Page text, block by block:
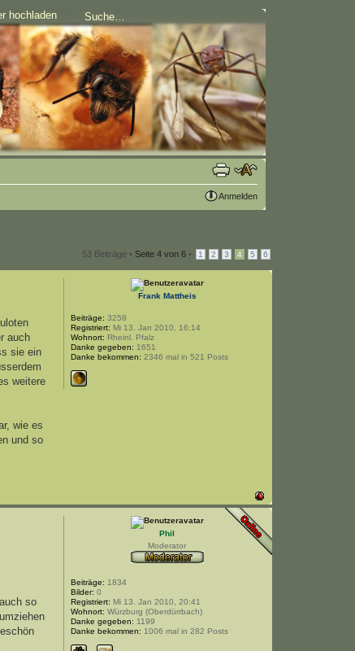
hochladen
Anmelden
53 Beiträge • Seite 4 von 6 • 1 2 3 4 5 6
auch
sie ein
weitere
wie es
und so
Frank Mattheis
Beiträge: 3258
Registriert: Mi 13. Jan 2010, 16:14
Wohnort: Rheinl. Pfalz
Danke gegeben: 1651
Danke bekommen: 2346 mal in 521 Posts
so
Phil
Moderator
Beiträge: 1834
Bilder: 0
Registriert: Mi 13. Jan 2010, 20:41
Wohnort: Würzburg (Oberdürrbach)
Danke gegeben: 1199
Danke bekommen: 1006 mal in 282 Posts